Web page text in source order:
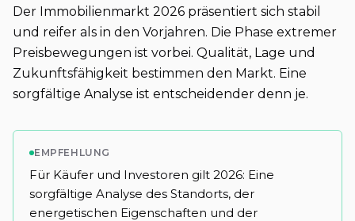
Der Immobilienmarkt 2026 präsentiert sich stabil
und reifer als in den Vorjahren. Die Phase extremer
Preisbewegungen ist vorbei. Qualität, Lage und
Zukunftsfähigkeit bestimmen den Markt. Eine
sorgfältige Analyse ist entscheidender denn je.
EMPFEHLUNG
Für Käufer und Investoren gilt 2026: Eine
sorgfältige Analyse des Standorts, der
energetischen Eigenschaften und der